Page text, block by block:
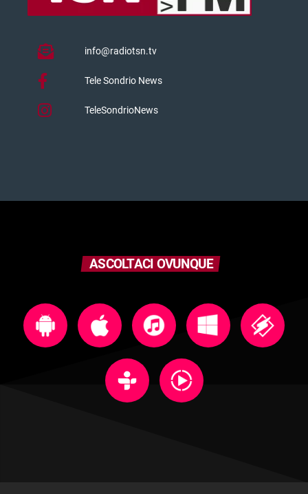
info@radiotsn.tv
Tele Sondrio News
TeleSondrioNews
ASCOLTACI OVUNQUE